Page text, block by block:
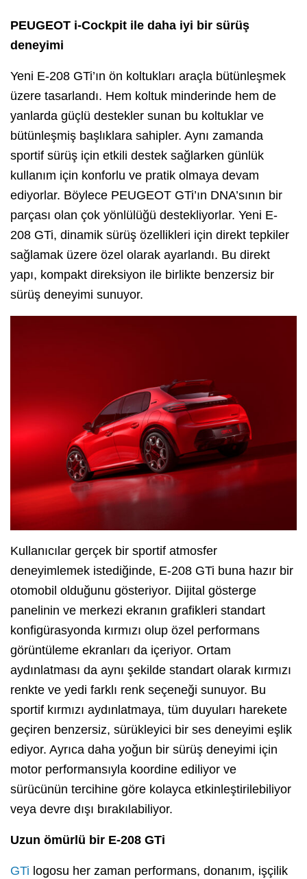
PEUGEOT i-Cockpit ile daha iyi bir sürüş
deneyimi
Yeni E-208 GTi’ın ön koltukları araçla bütünleşmek
üzere tasarlandı. Hem koltuk minderinde hem de
yanlarda güçlü destekler sunan bu koltuklar ve
bütünleşmiş başlıklara sahipler. Aynı zamanda
sportif sürüş için etkili destek sağlarken günlük
kullanım için konforlu ve pratik olmaya devam
ediyorlar. Böylece PEUGEOT GTi’ın DNA’sının bir
parçası olan çok yönlülüğü destekliyorlar. Yeni E-
208 GTi, dinamik sürüş özellikleri için direkt tepkiler
sağlamak üzere özel olarak ayarlandı. Bu direkt
yapı, kompakt direksiyon ile birlikte benzersiz bir
sürüş deneyimi sunuyor.
Kullanıcılar gerçek bir sportif atmosfer
deneyimlemek istediğinde, E-208 GTi buna hazır bir
otomobil olduğunu gösteriyor. Dijital gösterge
panelinin ve merkezi ekranın grafikleri standart
konfigürasyonda kırmızı olup özel performans
görüntüleme ekranları da içeriyor. Ortam
aydınlatması da aynı şekilde standart olarak kırmızı
renkte ve yedi farklı renk seçeneği sunuyor. Bu
sportif kırmızı aydınlatmaya, tüm duyuları harekete
geçiren benzersiz, sürükleyici bir ses deneyimi eşlik
ediyor. Ayrıca daha yoğun bir sürüş deneyimi için
motor performansıyla koordine ediliyor ve
sürücünün tercihine göre kolayca etkinleştirilebiliyor
veya devre dışı bırakılabiliyor.
Uzun ömürlü bir E-208 GTi
GTi logosu her zaman performans, donanım, işçilik